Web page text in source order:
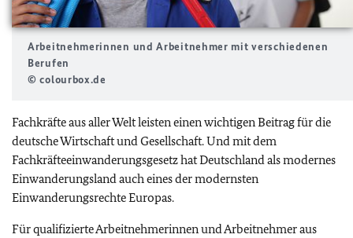
Arbeitnehmerinnen und Arbeitnehmer mit verschiedenen
Berufen
© colourbox.de
Fachkräfte aus aller Welt leisten einen wichtigen Beitrag für die
deutsche Wirtschaft und Gesellschaft. Und mit dem
Fachkräfteeinwanderungsgesetz hat Deutschland als modernes
Einwanderungsland auch eines der modernsten
Einwanderungsrechte Europas.
Für qualifizierte Arbeitnehmerinnen und Arbeitnehmer aus